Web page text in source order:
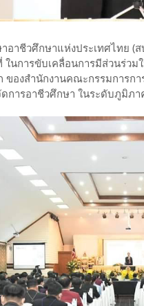
อาชีวศึกษาแห่งประเทศไทย (
นการขับเคลื่อนการมีส่วนร่ว
ของสำนักงานคณะกรรมการก
การอาชีวศึกษา ในระดับภูมิภ